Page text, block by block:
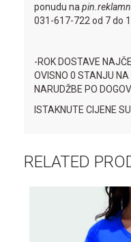
ponudu na
031-617-722 od 7 do
-ROK DOSTAVE
OVISNO 0 STANJU
NARUDŽBE PO
ISTAKNUTE CIJENE
RELATED